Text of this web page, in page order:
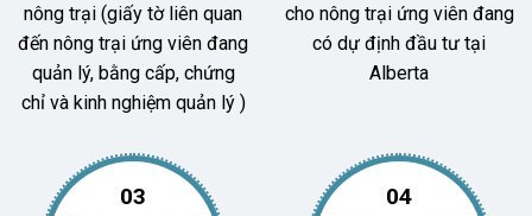
nông trại (giấy tờ liên quan
đến nông trại ứng viên đang
quản lý, bằng cấp, chứng
chỉ và kinh nghiệm quản lý )
cho nông trại ứng viên đang
có dự định đầu tư tại
Alberta
03
04